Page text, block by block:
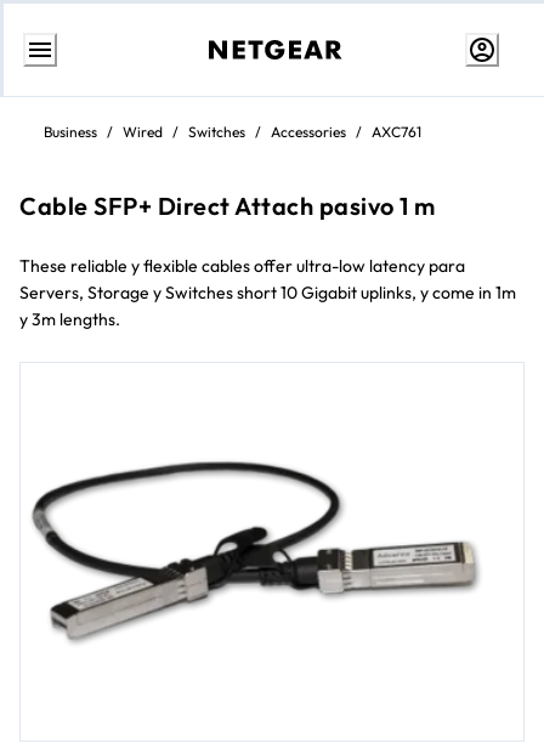
Ir
contenido
Business / Wired / Switches / Accessories / AXC761
Cable SFP+ Direct Attach pasivo 1 m
These reliable y flexible cables offer ultra-low latency para
Servers, Storage y Switches short 10 Gigabit uplinks, y come in 1m
y 3m lengths.